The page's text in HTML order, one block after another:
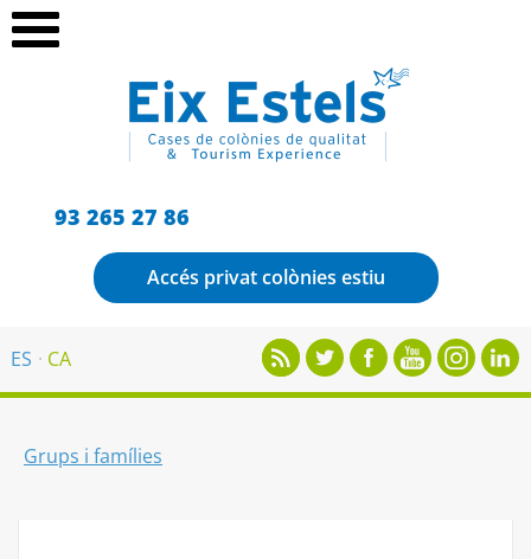
93 265 27 86
Accés privat colònies estiu
ES CA
Grups i famílies